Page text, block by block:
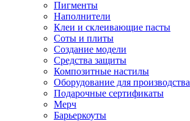
Пигменты
Наполнители
Клеи и склеивающие пасты
Соты и плиты
Создание модели
Средства защиты
Композитные настилы
Оборудование для производства
Подарочные сертификаты
Мерч
Барьеркоуты